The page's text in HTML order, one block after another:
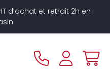
d’achat et retrait 2h en